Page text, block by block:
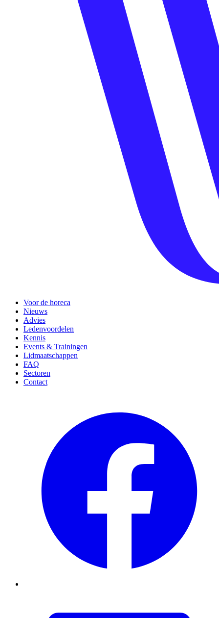
Voor de horeca
Nieuws
Advies
Ledenvoordelen
Kennis
Events & Trainingen
Lidmaatschappen
FAQ
Sectoren
Contact